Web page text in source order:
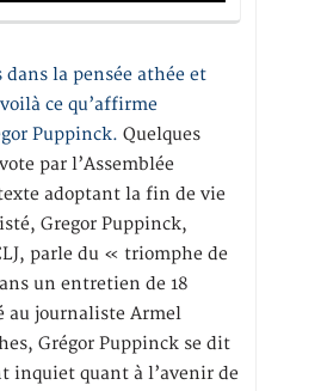
dans la pensée athée et
ce qu’affirme
Puppinck. Quelques
par l’Assemblée
adoptant la fin de vie
Gregor Puppinck,
parle du « triomphe de
un entretien de 18
au journaliste Armel
Grégor Puppinck se dit
inquiet quant à l’avenir de